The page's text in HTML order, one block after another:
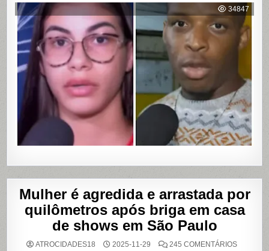
ACUSA
DE
UBER
DE
EM
DE
VÍDEOS
ÍNTIMOS
EM
BAHIA
34847
Mulher é agredida e arrastada por
quilômetros após briga em casa
de shows em São Paulo
ATROCIDADES18 2025-11-29 245 COMENTÁRIOSEM